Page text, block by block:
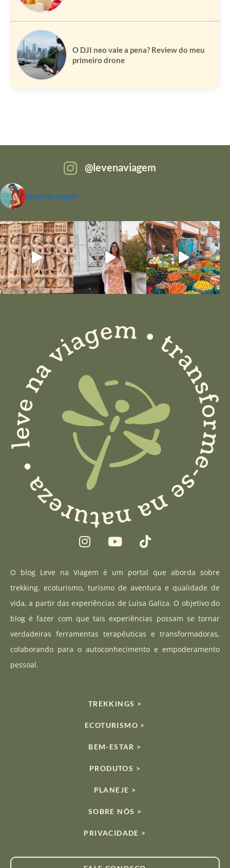
O DJI neo vale a pena? Review do meu
primeiro drone
levenaviagem
levenaviagem
I
n
t
a
g
a
m
Y
o
t
u
b
T
i
t
o
k
O blog Leve na Viagem é um portal que aborda sobre
trekking, ecoturismo, turismo de aventura e qualidade de
vida, a partir das experiências de Luisa Galiza. O objetivo do
blog é fazer com que tais experiências possam se tornar
verdadeiras ferramentas terapêuticas e transformadoras,
colaborando para o autoconhecimento e empoderamento
pessoal.
TREKKINGS >
ECOTURISMO >
BEM-ESTAR >
PRODUTOS >
PLANEJE >
SOBRE NÓS >
PRIVACIDADE >